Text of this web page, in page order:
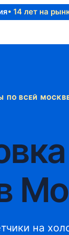
• 14 лет на
ПО ВСЕЙ
на